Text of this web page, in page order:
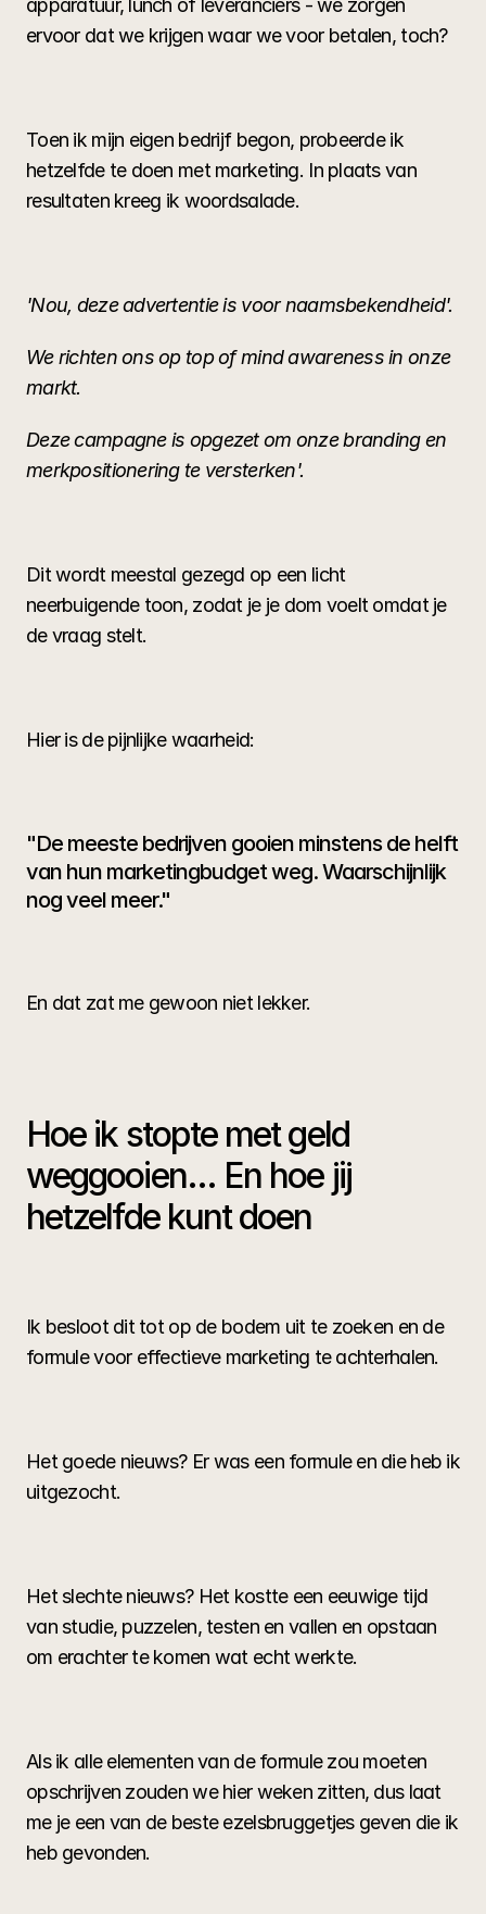
apparatuur, lunch of leveranciers - we zorgen
ervoor dat we krijgen waar we voor betalen, toch?
Toen ik mijn eigen bedrijf begon, probeerde ik
hetzelfde te doen met marketing. In plaats van
resultaten kreeg ik woordsalade.
'Nou, deze advertentie is voor naamsbekendheid'.
We richten ons op top of mind awareness in onze
markt.
Deze campagne is opgezet om onze branding en
merkpositionering te versterken'.
Dit wordt meestal gezegd op een licht
neerbuigende toon, zodat je je dom voelt omdat je
de vraag stelt.
Hier is de pijnlijke waarheid:
"De meeste bedrijven gooien minstens de helft
van hun marketingbudget weg. Waarschijnlijk
nog veel meer."
En dat zat me gewoon niet lekker.
Hoe ik stopte met geld
weggooien... En hoe jij
hetzelfde kunt doen
Ik besloot dit tot op de bodem uit te zoeken en de
formule voor effectieve marketing te achterhalen.
Het goede nieuws? Er was een formule en die heb ik
uitgezocht.
Het slechte nieuws? Het kostte een eeuwige tijd
van studie, puzzelen, testen en vallen en opstaan
om erachter te komen wat echt werkte.
Als ik alle elementen van de formule zou moeten
opschrijven zouden we hier weken zitten, dus laat
me je een van de beste ezelsbruggetjes geven die ik
heb gevonden.